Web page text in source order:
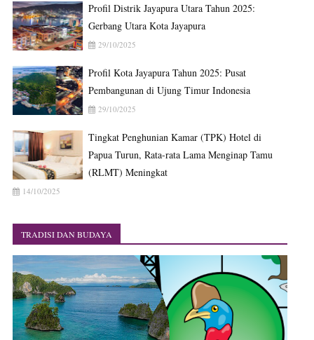
Profil Distrik Jayapura Utara Tahun 2025:
Gerbang Utara Kota Jayapura
29/10/2025
Profil Kota Jayapura Tahun 2025: Pusat
Pembangunan di Ujung Timur Indonesia
29/10/2025
Tingkat Penghunian Kamar (TPK) Hotel di
Papua Turun, Rata-rata Lama Menginap Tamu
(RLMT) Meningkat
14/10/2025
TRADISI DAN BUDAYA